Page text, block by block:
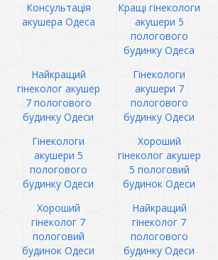
Консультація
акушера Одеса
Кращі гінекологи
акушери 5
пологового
будинку Одеса
Найкращий
гінеколог акушер
7 пологового
будинку Одеси
Гінекологи
акушери 7
пологового
будинку Одеси
Гінекологи
акушери 5
пологового
будинку Одеси
Хороший
гінеколог акушер
5 пологовий
будинок Одеси
Хороший
гінеколог 7
пологовий
будинок Одеси
Найкращий
гінеколог 7
пологового
будинку Одеси